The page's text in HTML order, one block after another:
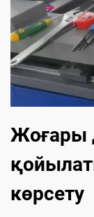
Жоғары
көрсету